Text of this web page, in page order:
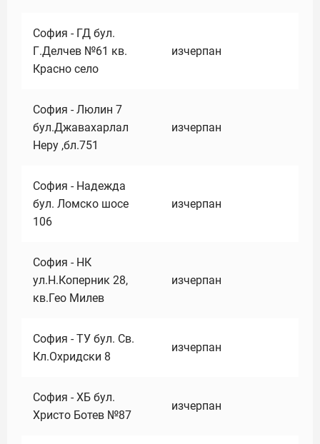
София - ГД бул.
Г.Делчев №61 кв.
Красно село
изчерпан
София - Люлин 7
бул.Джавахарлал
Неру ,бл.751
изчерпан
София - Надежда
бул. Ломско шосе
106
изчерпан
София - НК
ул.Н.Коперник 28,
кв.Гео Милев
изчерпан
София - ТУ бул. Св.
Кл.Охридски 8
изчерпан
София - ХБ бул.
Христо Ботев №87
изчерпан